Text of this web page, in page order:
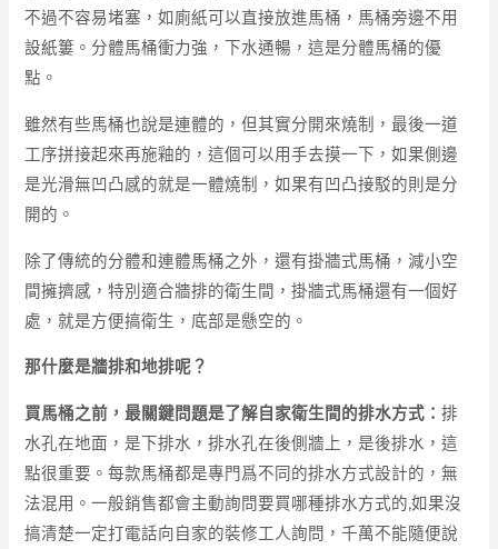
不過不容易堵塞，如廁紙可以直接放進馬桶，馬桶旁邊不用
設紙簍。分體馬桶衝力強，下水通暢，這是分體馬桶的優
點。
雖然有些馬桶也說是連體的，但其實分開來燒制，最後一道
工序拼接起來再施釉的，這個可以用手去摸一下，如果側邊
是光滑無凹凸感的就是一體燒制，如果有凹凸接駁的則是分
開的。
除了傳統的分體和連體馬桶之外，還有掛牆式馬桶，減小空
間擁擠感，特別適合牆排的衛生間，掛牆式馬桶還有一個好
處，就是方便搞衛生，底部是懸空的。
那什麼是牆排和地排呢？
買馬桶之前，最關鍵問題是了解自家衛生間的排水方式：排
水孔在地面，是下排水，排水孔在後側牆上，是後排水，這
點很重要。每款馬桶都是專門爲不同的排水方式設計的，無
法混用。一般銷售都會主動詢問要買哪種排水方式的,如果沒
搞清楚一定打電話向自家的裝修工人詢問，千萬不能隨便說